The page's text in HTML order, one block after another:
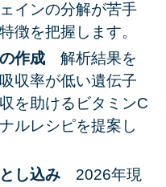
インの分解が苦手
徴を把握します。
の作成 解析結果を
収率が低い遺伝子
を助けるビタミンC
ルレシピを提案し
とし込み 2026年現